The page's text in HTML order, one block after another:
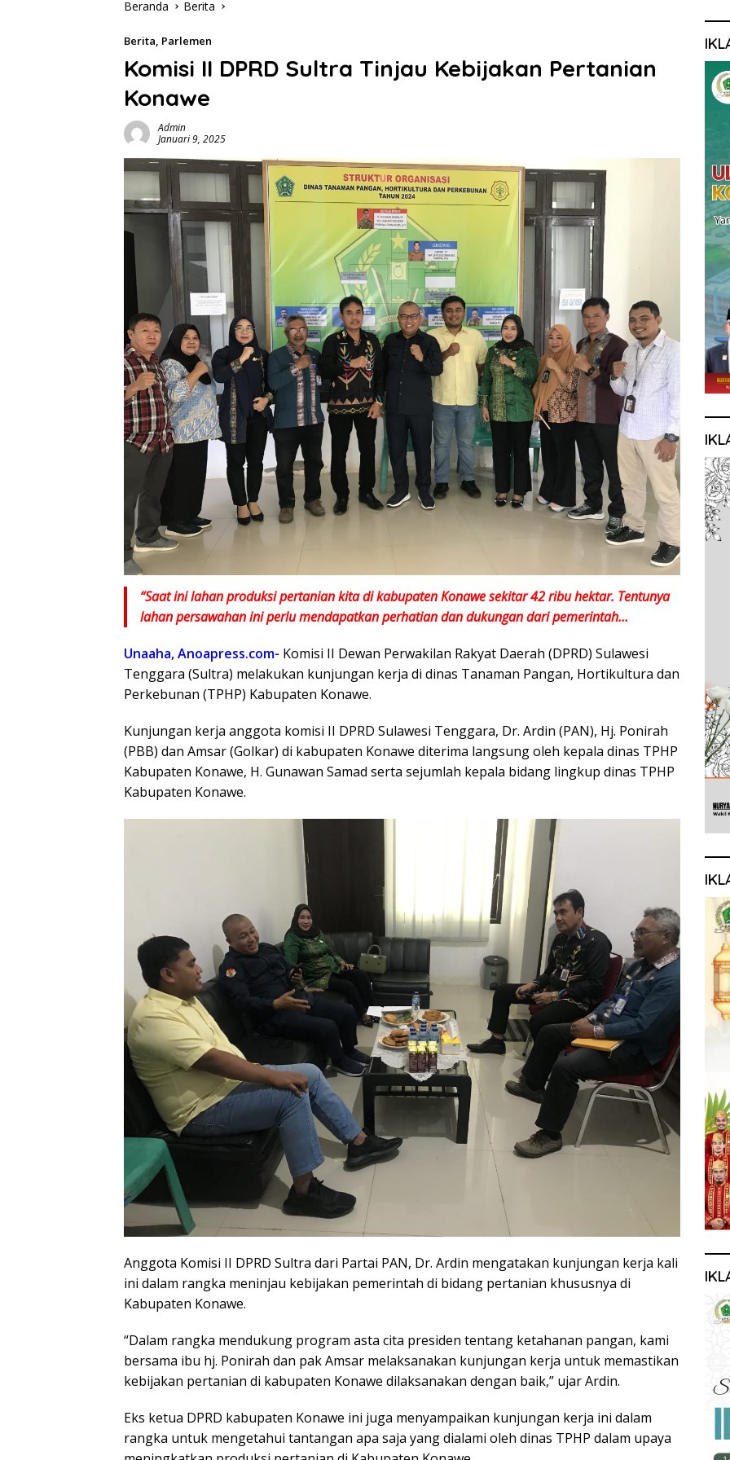
Beranda Berita
Berita, Parlemen
Komisi II DPRD Sultra Tinjau Kebijakan Pertanian
Konawe
Admin
Januari 9, 2025
“Saat ini lahan produksi pertanian kita di kabupaten Konawe sekitar 42 ribu hektar. Tentunya
lahan persawahan ini perlu mendapatkan perhatian dan dukungan dari pemerintah…
Unaaha, Anoapress.com- Komisi II Dewan Perwakilan Rakyat Daerah (DPRD) Sulawesi
Tenggara (Sultra) melakukan kunjungan kerja di dinas Tanaman Pangan, Hortikultura dan
Perkebunan (TPHP) Kabupaten Konawe.
Kunjungan kerja anggota komisi II DPRD Sulawesi Tenggara, Dr. Ardin (PAN), Hj. Ponirah
(PBB) dan Amsar (Golkar) di kabupaten Konawe diterima langsung oleh kepala dinas TPHP
Kabupaten Konawe, H. Gunawan Samad serta sejumlah kepala bidang lingkup dinas TPHP
Kabupaten Konawe.
Anggota Komisi II DPRD Sultra dari Partai PAN, Dr. Ardin mengatakan kunjungan kerja kali
ini dalam rangka meninjau kebijakan pemerintah di bidang pertanian khususnya di
Kabupaten Konawe.
“Dalam rangka mendukung program asta cita presiden tentang ketahanan pangan, kami
bersama ibu hj. Ponirah dan pak Amsar melaksanakan kunjungan kerja untuk memastikan
kebijakan pertanian di kabupaten Konawe dilaksanakan dengan baik,” ujar Ardin.
Eks ketua DPRD kabupaten Konawe ini juga menyampaikan kunjungan kerja ini dalam
rangka untuk mengetahui tantangan apa saja yang dialami oleh dinas TPHP dalam upaya